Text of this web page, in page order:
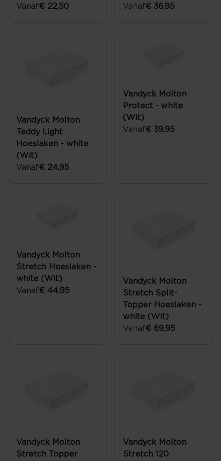
Vanaf€ 22,50
Vanaf€ 36,95
Vandyck Molton
Teddy Light
Hoeslaken - white
(Wit)
Vanaf€ 24,95
Vandyck Molton
Protect - white
(Wit)
Vanaf€ 39,95
Vandyck Molton
Stretch Hoeslaken -
white (Wit)
Vanaf€ 44,95
Vandyck Molton
Stretch Split-
Topper Hoeslaken -
white (Wit)
Vanaf€ 69,95
Vandyck Molton
Stretch Topper
Vandyck Molton
Stretch 120